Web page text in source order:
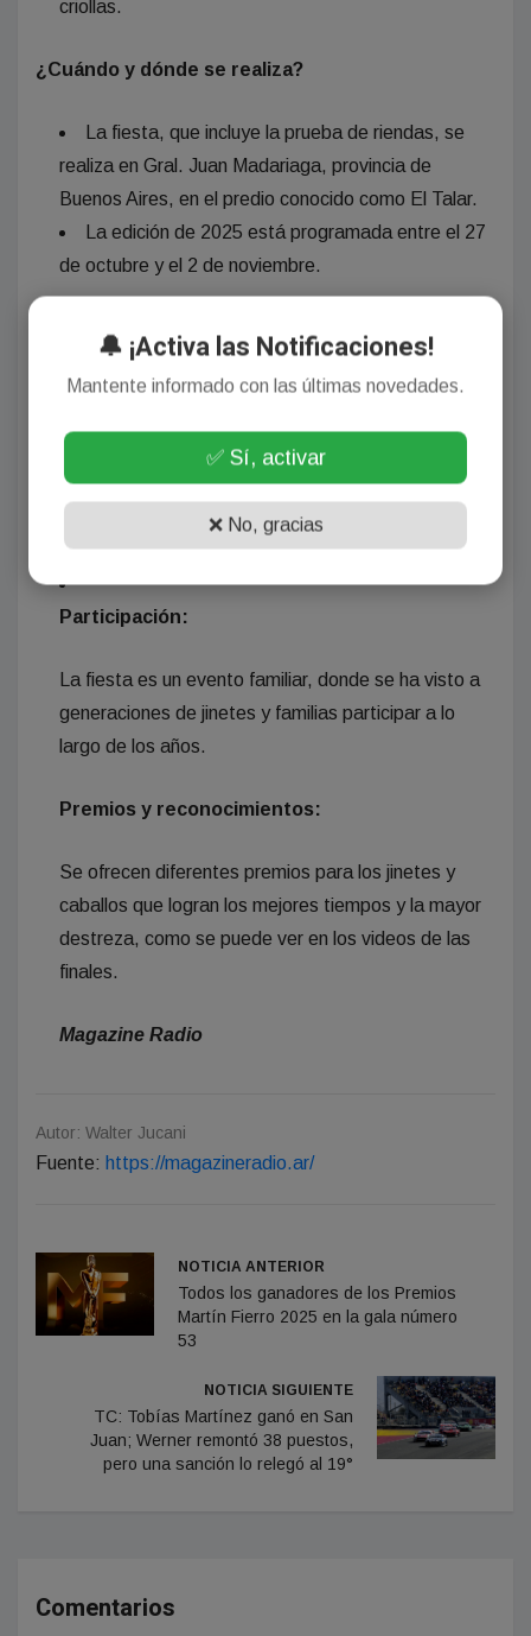
criollas.
¿Cuándo y dónde se realiza?
La fiesta, que incluye la prueba de riendas, se
realiza en Gral. Juan Madariaga, provincia de
Buenos Aires, en el predio conocido como El Talar.
La edición de 2025 está programada entre el 27
de octubre y el 2 de noviembre.
Orígenes:
La prueba de riendas en la Fiesta del Talar se inició
alrededor del año 2000, con la participación de 200
potros en la primera edición.
Participación:
La fiesta es un evento familiar, donde se ha visto a
generaciones de jinetes y familias participar a lo
largo de los años.
Premios y reconocimientos:
Se ofrecen diferentes premios para los jinetes y
caballos que logran los mejores tiempos y la mayor
destreza, como se puede ver en los videos de las
finales.
Magazine Radio
Autor: Walter Jucani
Fuente: https://magazineradio.ar/
NOTICIA ANTERIOR
Todos los ganadores de los Premios
Martín Fierro 2025 en la gala número
53
NOTICIA SIGUIENTE
TC: Tobías Martínez ganó en San
Juan; Werner remontó 38 puestos,
pero una sanción lo relegó al 19°
Comentarios
🔔 ¡Activa las Notificaciones!
Mantente informado con las últimas novedades.
✅ Sí, activar
❌ No, gracias